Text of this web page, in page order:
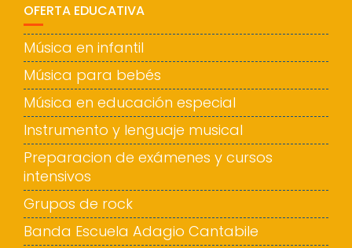
OFERTA EDUCATIVA
Música en infantil
Música para bebés
Música en educación especial
Instrumento y lenguaje musical
Preparacion de exámenes y cursos
intensivos
Grupos de rock
Banda Escuela Adagio Cantabile